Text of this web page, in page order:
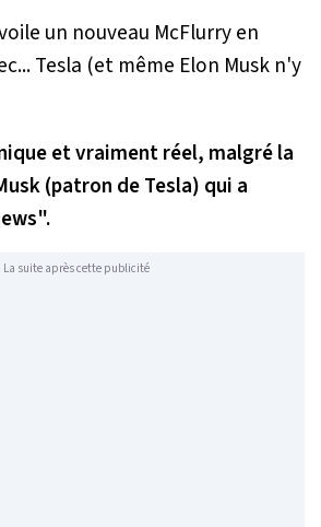
et vraiment réel, malgré la
(patron de Tesla) qui a
La suite après cette publicité